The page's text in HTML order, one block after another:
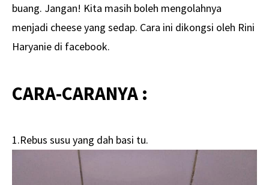
buang. Jangan! Kita masih boleh mengolahnya
menjadi cheese yang sedap. Cara ini dikongsi oleh Rini
Haryanie di facebook.
CARA-CARANYA :
1.Rebus susu yang dah basi tu.